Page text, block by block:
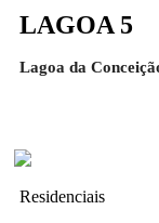
LAGOA 5
Lagoa da
Residenciais